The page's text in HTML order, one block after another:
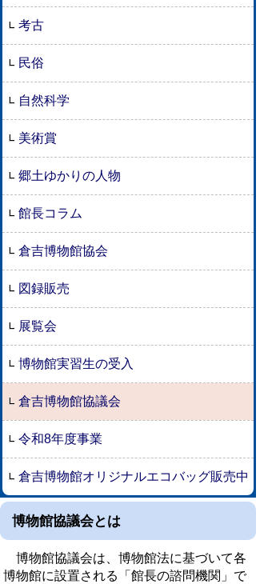
考古
民俗
自然科学
美術賞
郷土ゆかりの人物
館長コラム
倉吉博物館協会
図録販売
展覧会
博物館実習生の受入
倉吉博物館協議会
令和8年度事業
倉吉博物館オリジナルエコバッグ販売中
博物館協議会とは
博物館協議会は、博物館法に基づいて各
博物館に設置される「館長の諮問機関」で